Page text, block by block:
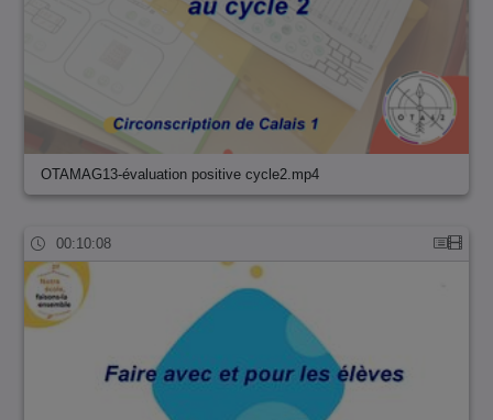
OTAMAG13-évaluation positive cycle2.mp4
00:10:08